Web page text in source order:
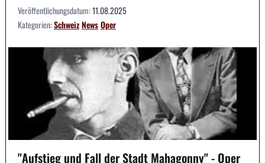
Veröffentlichungsdatum:11.08.2025
Kategorien:SchweizNewsOper
"Aufstieg und Fall der Stadt Mahagonny" - Oper